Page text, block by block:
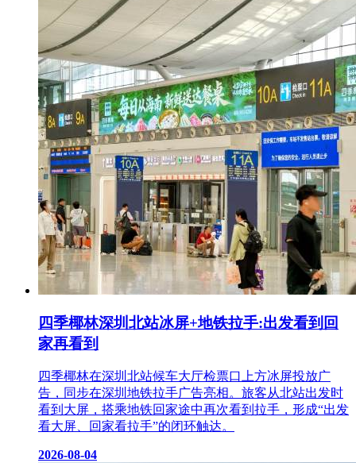
四季椰林深圳北站冰屏+地铁拉手:出发看到回
家再看到
四季椰林在深圳北站候车大厅检票口上方冰屏投放广
告，同步在深圳地铁拉手广告亮相。旅客从北站出发时
看到大屏，搭乘地铁回家途中再次看到拉手，形成“出发
看大屏、回家看拉手”的闭环触达。
2026-08-04